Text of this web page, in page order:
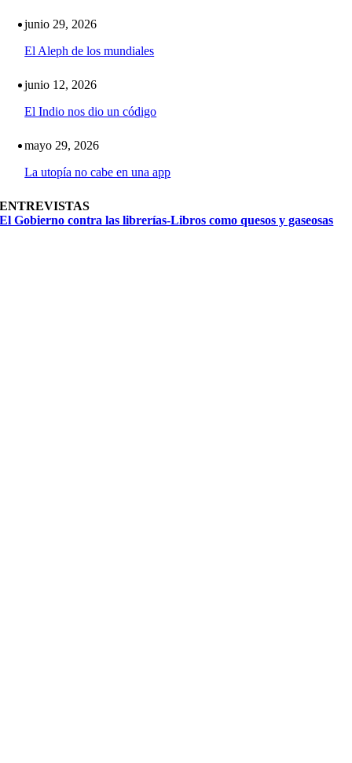
junio 29, 2026
El Aleph de los mundiales
junio 12, 2026
El Indio nos dio un código
mayo 29, 2026
La utopía no cabe en una app
ENTREVISTAS
El Gobierno contra las librerías-Libros como quesos y gaseosas